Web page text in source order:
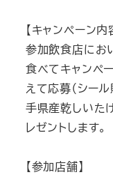
【キャンペーン内
参加飲食店にお
食べてキャンペ
えて応募（シー
手県産乾しいた
レゼントします。
【参加店舗】